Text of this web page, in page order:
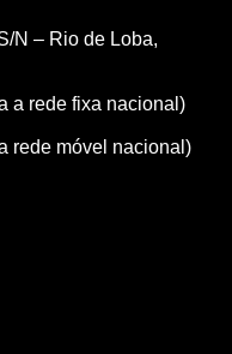
N – Rio de Loba,
a rede fixa nacional)
rede móvel nacional)